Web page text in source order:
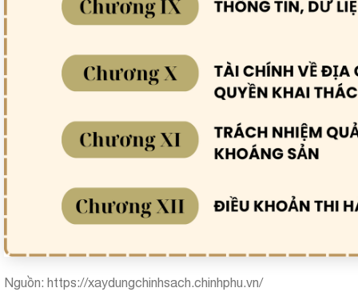
Nguồn: https://xaydungchinhsach.chinhphu.vn/